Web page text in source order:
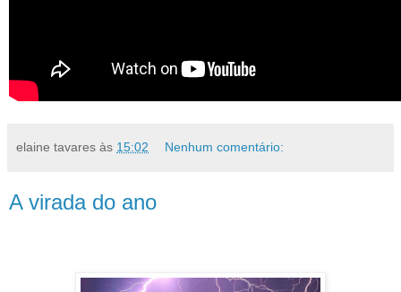
elaine tavares às 15:02 Nenhum comentário:
A virada do ano